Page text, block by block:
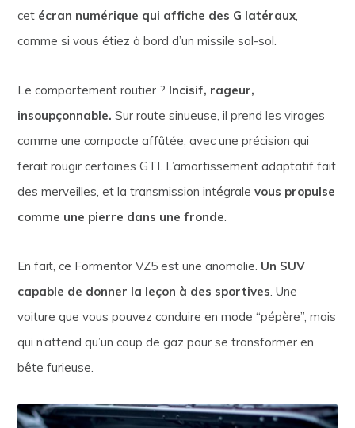
cet écran numérique qui affiche des G latéraux
comme si vous étiez à bord d’un missile sol-sol.
Le comportement routier ? Incisif, rageur,
insoupçonnable. Sur route sinueuse, il prend les virages
comme une compacte affûtée, avec une précision qui
ferait rougir certaines GTI. L’amortissement adaptatif fait
des merveilles, et la transmission intégralevous propulse
comme une pierre dans une fronde
En fait, ce Formentor VZ5 est une anomalie. Un SUV
capable de donner la leçon à des sportives . Une
voiture que vous pouvez conduire en mode “pépère”, mais
qui n’attend qu’un coup de gaz pour se transformer en
bête furieuse.